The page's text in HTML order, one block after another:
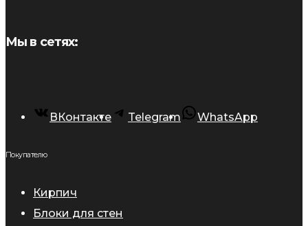
Мы в сетях:
ВКонтакте Telegram WhatsApp
Покупателю
Кирпич
Блоки для стен